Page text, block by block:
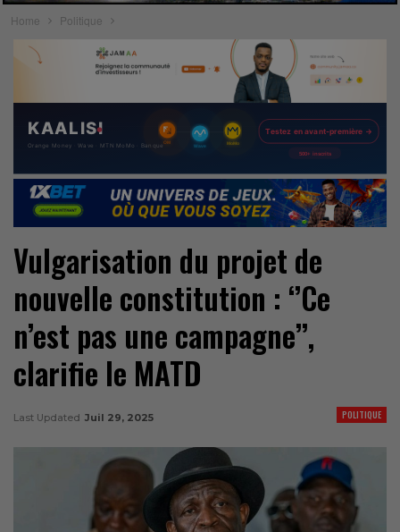
Home Politique
Vulgarisation du projet de
nouvelle constitution : ‘’Ce
n’est pas une campagne’’,
clarifie le MATD
POLITIQUE
Last Updated Juil 29, 2025